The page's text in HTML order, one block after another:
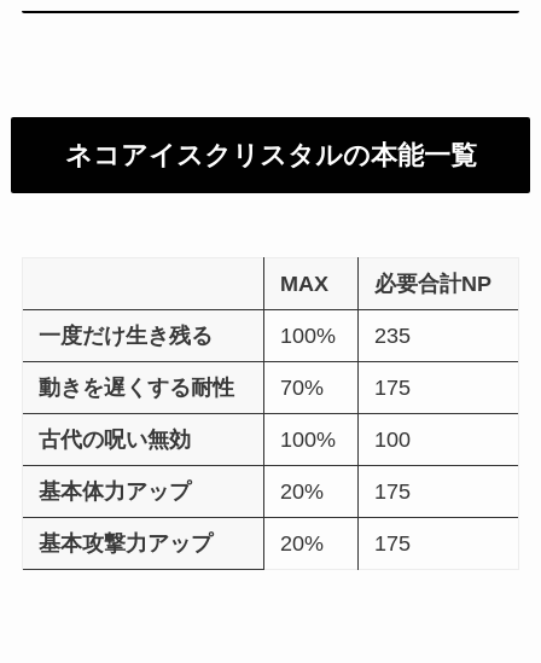
ネコアイスクリスタルの本能一覧
MAX 必要合計NP
一度だけ生き残る 100% 235
動きを遅くする耐性 70% 175
古代の呪い無効 100% 100
基本体力アップ 20% 175
基本攻撃力アップ 20% 175